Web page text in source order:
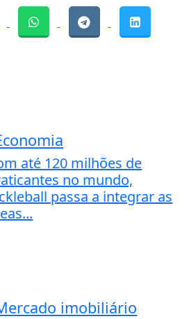
até 120 milhões de
no mundo,
passa a integrar as
imobiliário